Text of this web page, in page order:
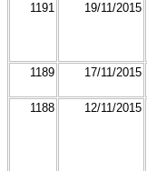
1191 19/11/2015
1189 17/11/2015
1188 12/11/2015